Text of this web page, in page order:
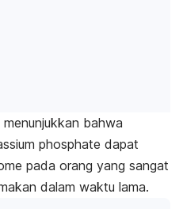
menunjukkan bahwa
phosphate dapat
pada orang yang sangat
dalam waktu lama.